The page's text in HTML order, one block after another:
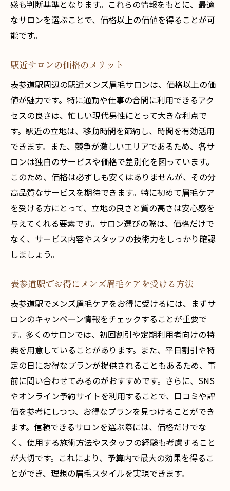
感も判断基準となります。これらの情報をもとに、最適
なサロンを選ぶことで、価格以上の価値を得ることが可
能です。
駅近サロンの価格のメリット
表参道駅周辺の駅近メンズ眉毛サロンは、価格以上の価
値が魅力です。特に通勤や仕事の合間に利用できるアク
セスの良さは、忙しい現代男性にとって大きな利点で
す。駅近の立地は、移動時間を節約し、時間を有効活用
できます。また、競争が激しいエリアであるため、各サ
ロンは独自のサービスや価格で差別化を図っています。
このため、価格は必ずしも安くはありませんが、その分
高品質なサービスを期待できます。特に初めて眉毛ケア
を受ける方にとって、立地の良さと質の高さは安心感を
与えてくれる要素です。サロン選びの際は、価格だけで
なく、サービス内容やスタッフの技術力をしっかり確認
しましょう。
表参道駅でお得にメンズ眉毛ケアを受ける方法
表参道駅でメンズ眉毛ケアをお得に受けるには、まずサ
ロンのキャンペーン情報をチェックすることが重要で
す。多くのサロンでは、初回割引や定期利用者向けの特
典を用意していることがあります。また、平日割引や特
定の日にお得なプランが提供されることもあるため、事
前に問い合わせてみるのがおすすめです。さらに、SNS
やオンライン予約サイトを利用することで、口コミや評
価を参考にしつつ、お得なプランを見つけることができ
ます。信頼できるサロンを選ぶ際には、価格だけでな
く、使用する施術方法やスタッフの経験も考慮すること
が大切です。これにより、予算内で最大の効果を得るこ
とができ、理想の眉毛スタイルを実現できます。